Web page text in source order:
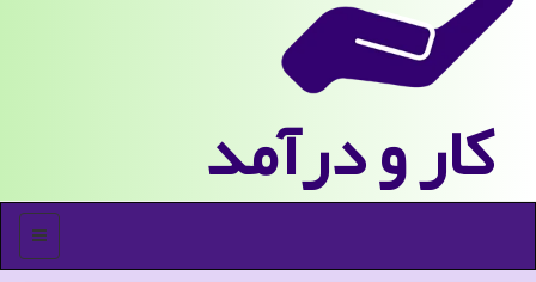
كار و درآمد
منو